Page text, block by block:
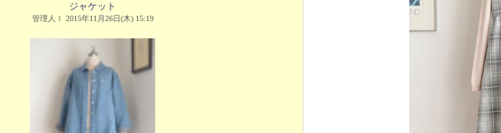
ジャケット
管理人Ｉ 2015年11月26日(木) 15:19